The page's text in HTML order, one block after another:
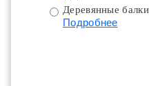
Деревянные
Подробнее